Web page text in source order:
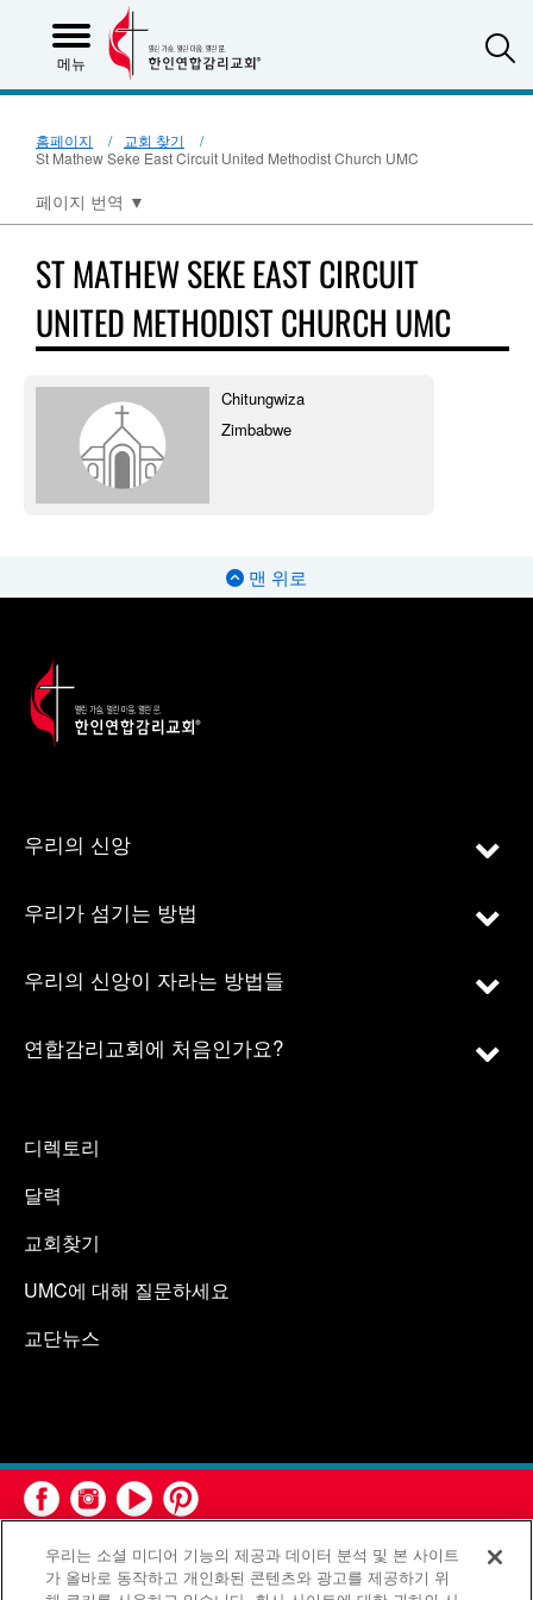
메뉴
홈페이지
교회 찾기
St Mathew Seke East Circuit United Methodist Church UMC
페이지 번역 ▼
ST MATHEW SEKE EAST CIRCUIT
UNITED METHODIST CHURCH UMC
Chitungwiza
Zimbabwe
맨 위로
우리의 신앙
우리가 섬기는 방법
우리의 신앙이 자라는 방법들
연합감리교회에 처음인가요?
디렉토리
달력
교회찾기
UMC에 대해 질문하세요
교단뉴스
우리는 소셜 미디어 기능의 제공과 데이터 분석 및 본 사이트
가 올바로 동작하고 개인화된 콘텐츠와 광고를 제공하기 위